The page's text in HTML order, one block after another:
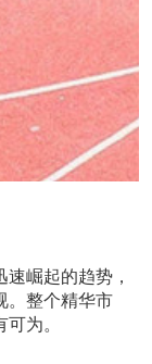
崛起的趋势，
。整个精华市
为。